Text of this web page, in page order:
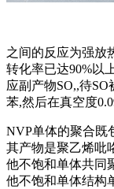
之间的反应为强放
转化率已达90%以
应副产物SO,,待
苯,然后在真空度
NVP单体的聚合既
其产物是聚乙烯吡
他不饱和单体共同
他不饱和单体结构